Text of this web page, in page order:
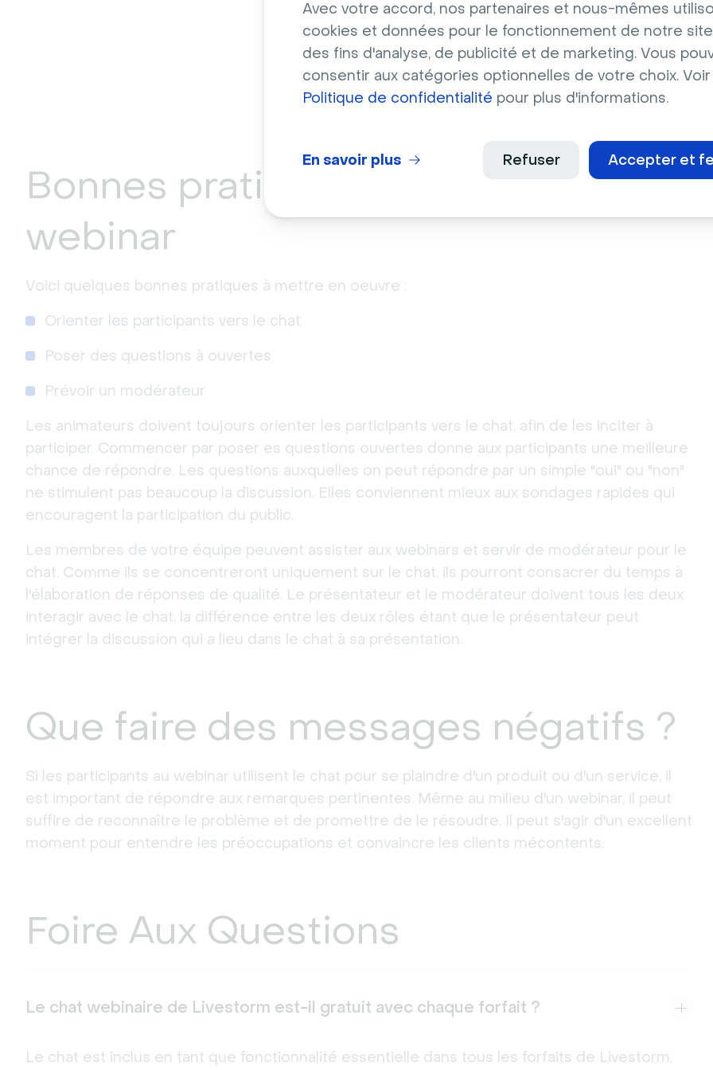
Avec votre accord, nos partenaires et nous-mêmes
cookies et données pour le fonctionnement de notre site
des fins d'analyse, de publicité et de marketing. Vous
consentir aux catégories optionnelles de votre choix.
Politique de confidentialité pour plus d'informations.
Accepter et
Refuser
En savoir plus
comme sujets
pour de
nouveaux
types de
contenu.
Bonnes pratiques pour les chats de
webinar
Voici quelques bonnes pratiques à mettre en oeuvre :
Orienter les participants vers le chat
Poser des questions à ouvertes
Prévoir un modérateur
Les animateurs doivent toujours orienter les participants vers le chat, afin de les inciter à
participer. Commencer par poser es questions ouvertes donne aux participants une meilleure
chance de répondre. Les questions auxquelles on peut répondre par un simple "oui" ou "non"
ne stimulent pas beaucoup la discussion. Elles conviennent mieux aux sondages rapides qui
encouragent la participation du public.
Les membres de votre équipe peuvent assister aux webinars et servir de modérateur pour le
chat. Comme ils se concentreront uniquement sur le chat, ils pourront consacrer du temps à
l'élaboration de réponses de qualité. Le présentateur et le modérateur doivent tous les deux
interagir avec le chat, la différence entre les deux rôles étant que le présentateur peut
intégrer la discussion qui a lieu dans le chat à sa présentation.
Que faire des messages négatifs ?
Si les participants au webinar utilisent le chat pour se plaindre d'un produit ou d'un service, il
est important de répondre aux remarques pertinentes. Même au milieu d'un webinar, il peut
suffire de reconnaître le problème et de promettre de le résoudre. Il peut s'agir d'un excellent
moment pour entendre les préoccupations et convaincre les clients mécontents.
Foire Aux Questions
Le chat webinaire de Livestorm est-il gratuit avec chaque forfait ?
Le chat est inclus en tant que fonctionnalité essentielle dans tous les forfaits de Livestorm,